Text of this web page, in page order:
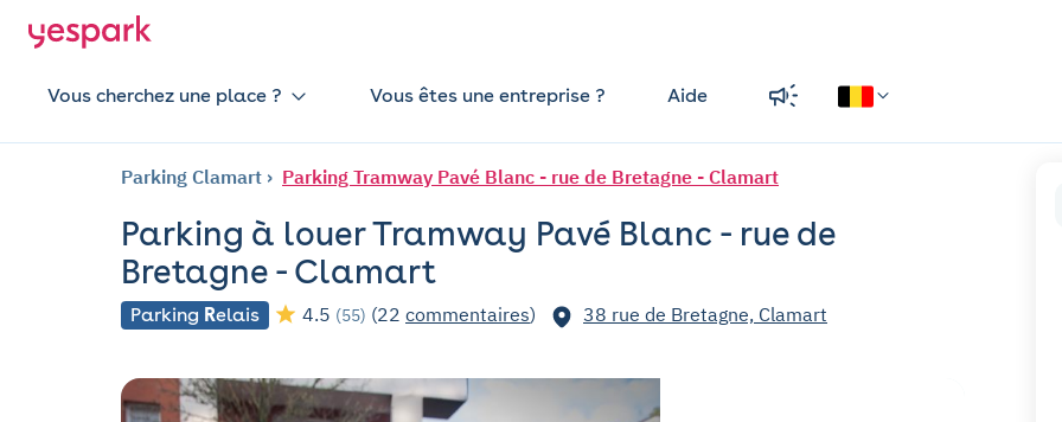
Vous cherchez une place ? Vous êtes une entreprise ? Aide
Parking Clamart Parking Tramway Pavé Blanc - rue de Bretagne - Clamart
Parking à louer Tramway Pavé Blanc - rue de
Bretagne - Clamart
Parking Relais 4.5 (55) (22 commentaires) 38 rue de Bretagne, Clamart